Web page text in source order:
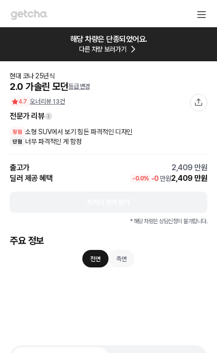
해당 차량은 단종되었어요.
다른 차량 보러가기
현대 코나 25년식
2.0 가솔린 모던등급 변경
4.7 오너리뷰 13건
전문가 리뷰
장점 소형 SUV에서 보기 힘든 파격적인 디자인
단점 너무 파격적인 게 함정
출고가 2,409 만원
딜러 제공 혜택
-0.0% -0 만원2,409 만원
* 해당 차량은 상담신청이 불가합니다.
주요 정보
전면 측면